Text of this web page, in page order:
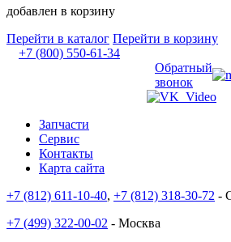
добавлен в корзину
Перейти в каталог Перейти в корзину
+7 (800) 550-61-34
Обратный
звонок
Запчасти
Сервис
Контакты
Карта сайта
+7 (812) 611-10-40, +7 (812) 318-30-72 -
+7 (499) 322-00-02 - Москва